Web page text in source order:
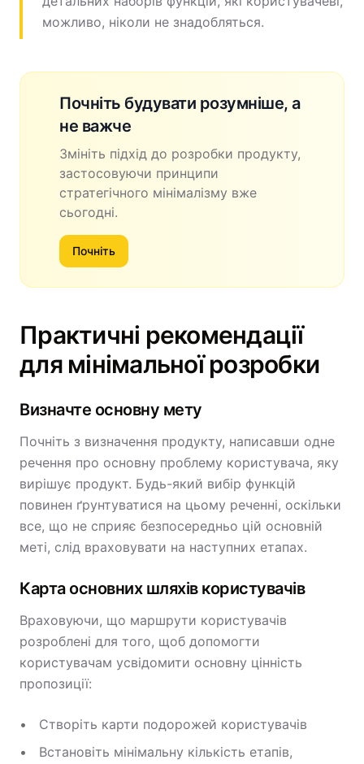
можливо, ніколи не знадобляться.
Почніть будувати розумніше, а
не важче
Змініть підхід до розробки продукту,
застосовуючи принципи
стратегічного мінімалізму вже
сьогодні.
Почніть
Практичні рекомендації
для мінімальної розробки
Визначте основну мету
Почніть з визначення продукту, написавши одне
речення про основну проблему користувача, яку
вирішує продукт. Будь-який вибір функцій
повинен ґрунтуватися на цьому реченні, оскільки
все, що не сприяє безпосередньо цій основній
меті, слід враховувати на наступних етапах.
Карта основних шляхів користувачів
Враховуючи, що маршрути користувачів
розроблені для того, щоб допомогти
користувачам усвідомити основну цінність
пропозиції:
Створіть карти подорожей користувачів
Встановіть мінімальну кількість етапів,